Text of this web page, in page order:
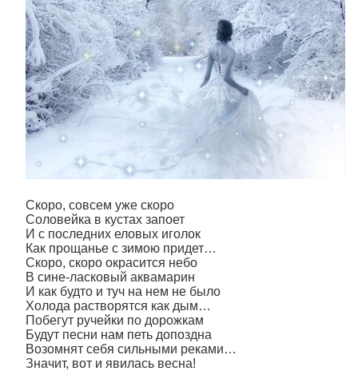
Скоро, совсем уже скоро
Соловейка в кустах запоет
И с последних еловых иголок
Как прощанье с зимою придет…
Скоро, скоро окрасится небо
В сине-ласковый аквамарин
И как будто и туч на нем не было
Холода растворятся как дым…
Побегут ручейки по дорожкам
Будут песни нам петь допоздна
Возомнят себя сильными реками…
Значит, вот и явилась весна!